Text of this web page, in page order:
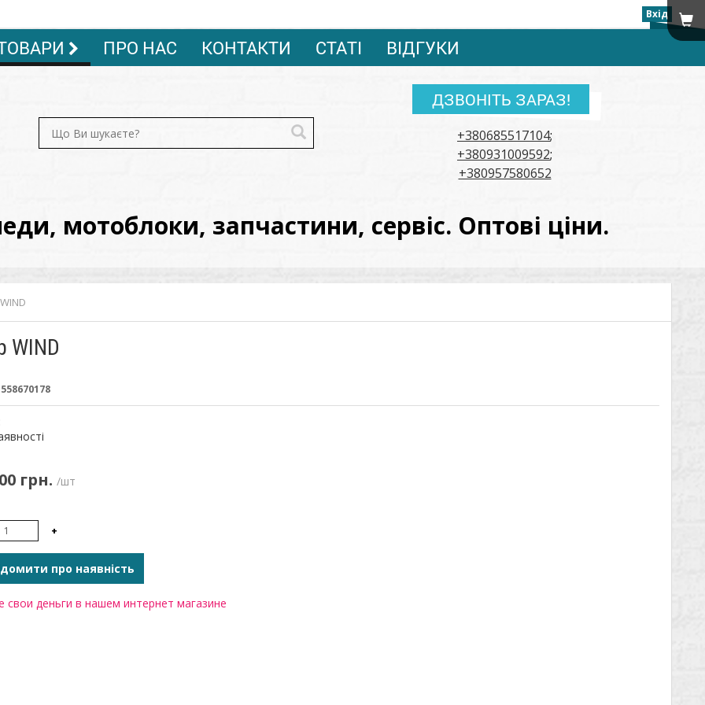
Вхід
ПРО НАС КОНТАКТИ СТАТІ ВІДГУКИ
ДЗВОНІТЬ ЗАРАЗ!
+380685517104;
+380931009592;
+380957580652
мотоблоки, запчастини, сервіс. Оптові ціни.
WIND
558670178
грн. /шт
+
про наявність
свои деньги в нашем интернет магазине